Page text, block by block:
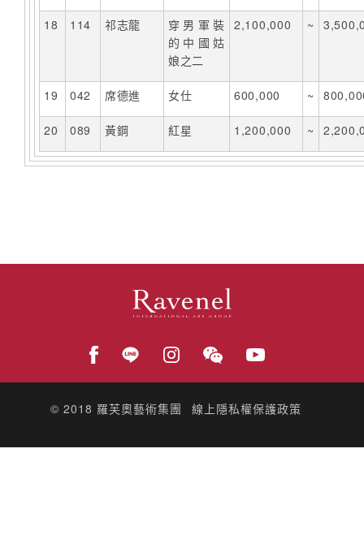
18 114 祁志龍
穿男軍裝
的中國姑
娘之二
2,100,000 ~
19 042 席德進 女仕 600,000 ~
20 089 黃鋼 紅星 1,200,000 ~
© 2018 羅芙奧藝術集團 線上隱私權保護政策